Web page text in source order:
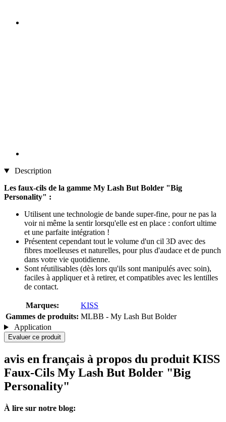
Description
Les faux-cils de la gamme My Lash But Bolder "Big
Personality" :
Utilisent une technologie de bande super-fine, pour ne pas la
voir ni même la sentir lorsqu'elle est en place : confort ultime
et une parfaite intégration !
Présentent cependant tout le volume d'un cil 3D avec des
fibres moelleuses et naturelles, pour plus d'audace et de punch
dans votre vie quotidienne.
Sont réutilisables (dès lors qu'ils sont manipulés avec soin),
faciles à appliquer et à retirer, et compatibles avec les lentilles
de contact.
Marques:
KISS
Gammes de produits: MLBB - My Lash But Bolder
Application
Evaluer ce produit
avis en français à propos du produit KISS
Faux-Cils My Lash But Bolder "Big
Personality"
À lire sur notre blog: